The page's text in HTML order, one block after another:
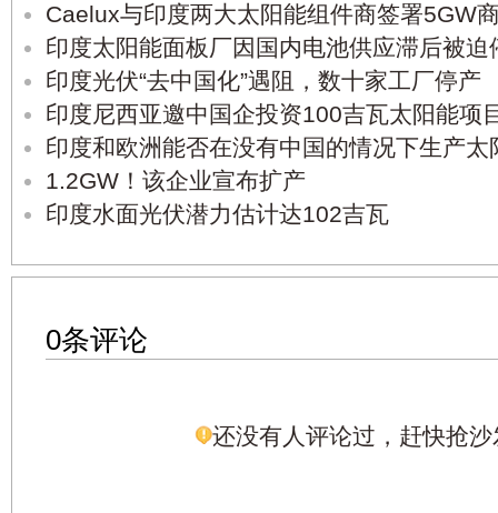
Caelux与印度两大太阳能组件商签署5GW
印度太阳能面板厂因国内电池供应滞后被迫
印度光伏“去中国化”遇阻，数十家工厂停产
印度尼西亚邀中国企投资100吉瓦太阳能项
印度和欧洲能否在没有中国的情况下生产太
1.2GW！该企业宣布扩产
印度水面光伏潜力估计达102吉瓦
0条评论
还没有人评论过，赶快抢沙